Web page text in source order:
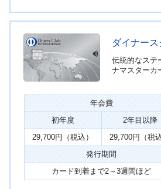
ダイナー
伝統的なステ
ナマスターカ
年会費
初年度
2年目以降
29,700円（税込）
29,700円（税込
発行期間
カード到着まで2～3週間ほど